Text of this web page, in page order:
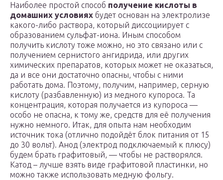
Наиболее простой способ получение кислоты в
домашних условиях будет основан на электролизе
какого-либо раствора, который диссоциирует с
образованием сульфат-иона. Иным способом
получить кислоту тоже можно, но это связано или с
получением сернистого ангидрида, или других
химических препаратов, которых может не оказаться,
да и все они достаточно опасны, чтобы с ними
работать дома. Поэтому, получим, например, серную
кислоту (разбавленную) из медного купороса. Та
концентрация, которая получается из купороса —
особо не опасна, к тому же, средств для её получения
нужно немного. Итак, для опыта нам необходим
источник тока (отлично подойдёт блок питания от 15
до 30 вольт). Анод (электрод подключаемый к плюсу)
будем брать графитовый, — чтобы не растворялся.
Катод – лучше взять виде графитовой пластинки, но
можно также использовать медную фольгу.